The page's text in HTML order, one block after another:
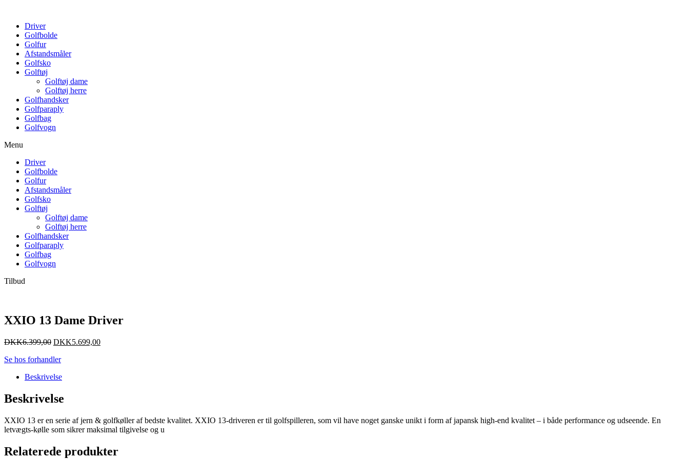
Driver
Golfbolde
Golfur
Afstandsmåler
Golfsko
Golftøj
Golftøj dame
Golftøj herre
Golfhandsker
Golfparaply
Golfbag
Golfvogn
Menu
Driver
Golfbolde
Golfur
Afstandsmåler
Golfsko
Golftøj
Golftøj dame
Golftøj herre
Golfhandsker
Golfparaply
Golfbag
Golfvogn
Tilbud
XXIO 13 Dame Driver
DKK6.399,00 DKK5.699,00
Se hos forhandler
Beskrivelse
Beskrivelse
XXIO 13 er en serie af jern & golfkøller af bedste kvalitet. XXIO 13-driveren er til golfspilleren, som vil have noget ganske unikt i form af japansk high-end kvalitet – i både performance og udseende. En
letvægts-kølle som sikrer maksimal tilgivelse og u
Relaterede produkter